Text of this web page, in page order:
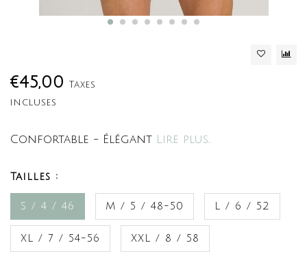
€45,00 Taxes
incluses
Confortable - Élégant Lire plus..
Tailles :
S / 4 / 46 M / 5 / 48-50 L / 6 / 52
XL / 7 / 54-56 XXL / 8 / 58